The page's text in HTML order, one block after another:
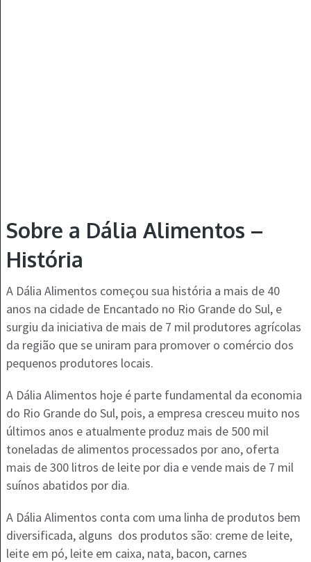
Sobre a Dália Alimentos –
História
A Dália Alimentos começou sua história a mais de 40
anos na cidade de Encantado no Rio Grande do Sul, e
surgiu da iniciativa de mais de 7 mil produtores agrícolas
da região que se uniram para promover o comércio dos
pequenos produtores locais.
A Dália Alimentos hoje é parte fundamental da economia
do Rio Grande do Sul, pois, a empresa cresceu muito nos
últimos anos e atualmente produz mais de 500 mil
toneladas de alimentos processados por ano, oferta
mais de 300 litros de leite por dia e vende mais de 7 mil
suínos abatidos por dia.
A Dália Alimentos conta com uma linha de produtos bem
diversificada, alguns dos produtos são: creme de leite,
leite em pó, leite em caixa, nata, bacon, carnes